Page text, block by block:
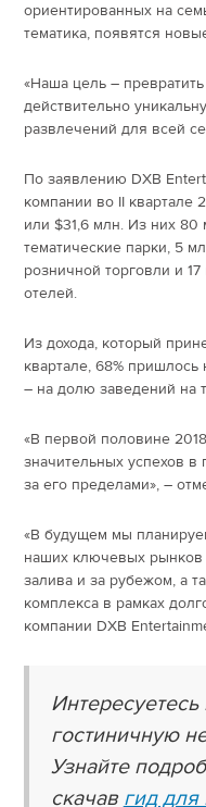
ориентированных на
тематика, появятся
«Наша цель –
действительно
развлечений для всей
По заявлению DXB
компании во II квартале
или $31,6 млн. Из них 80
тематические парки, 5
розничной торговли и
отелей.
Из дохода, который
квартале, 68%
– на долю заведений на
«В первой половине
значительных успехов
за его пределами», –
«В будущем мы
наших ключевых рынков
залива и за рубежом, а
комплекса в рамках
компании DXB
гостиничную
Узнайте
скачав гид для